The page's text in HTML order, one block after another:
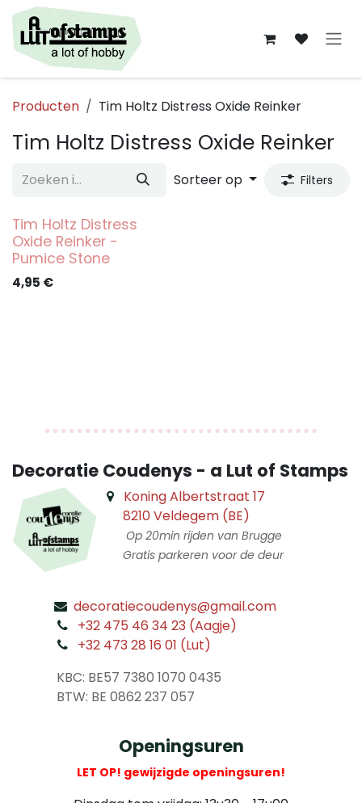
Overslaan naar inhoud
Producten Tim Holtz Distress Oxide Reinker
Tim Holtz Distress Oxide Reinker
Sorteer op Filters
Tim Holtz Distress
Oxide Reinker -
Pumice Stone
4,95 €
Decoratie Coudenys - a Lut of Stamps
Koning Albertstraat 17
8210 Veldegem (BE)
Op 20min rijden van Brugge
Gratis parkeren voor de deur
decoratiecoudenys@gmail.com
+32 475 46 34 23 (Aagje)
+32 473 28 16 01 (Lut)
KBC: BE57 7380 1070 0435
​ BTW: BE 0862 237 057
Openingsuren
LET OP! gewijzigde openingsuren!